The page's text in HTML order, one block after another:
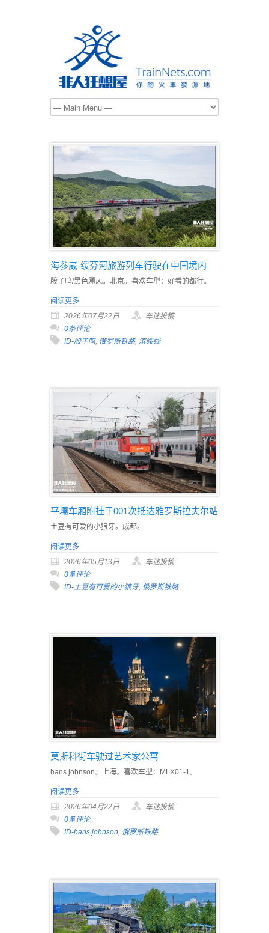
海参崴-绥芬河旅游列车行驶在中国境内
殷子鸣/黑色飓风。北京。喜欢车型：好看的都行。
阅读更多
2026年07月22日
车迷投稿
0条评论
ID-殷子鸣, 俄罗斯铁路, 滨绥线
平壤车厢附挂于001次抵达雅罗斯拉夫尔站
土豆有可爱的小狼牙。成都。
阅读更多
2026年05月13日
车迷投稿
0条评论
ID-土豆有可爱的小狼牙, 俄罗斯铁路
莫斯科街车驶过艺术家公寓
hans johnson。上海。喜欢车型：MLX01-1。
阅读更多
2026年04月22日
车迷投稿
0条评论
ID-hans johnson, 俄罗斯铁路